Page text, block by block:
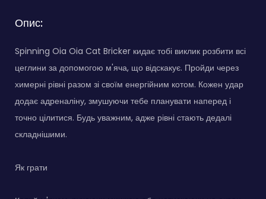
Опис:
Spinning Oia Oia Cat Bricker кидає тобі виклик розбити всі
цеглини за допомогою м'яча, що відскакує. Пройди через
химерні рівні разом зі своїм енергійним котом. Кожен удар
додає адреналіну, змушуючи тебе планувати наперед і
точно цілитися. Будь уважним, адже рівні стають дедалі
складнішими.
Як грати